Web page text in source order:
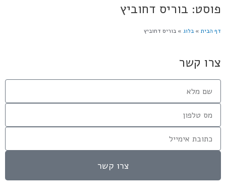
פוסט: בוריס דחוביץ
דף הבית » בלוג » בוריס דחוביץ
צרו קשר
צרו קשר